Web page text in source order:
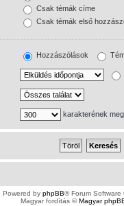
Csak témák címe
Csak témák első
Hozzászólások
karakterének
Powered by phpBB® Forum Software
Magyar fordítás ©Magyar